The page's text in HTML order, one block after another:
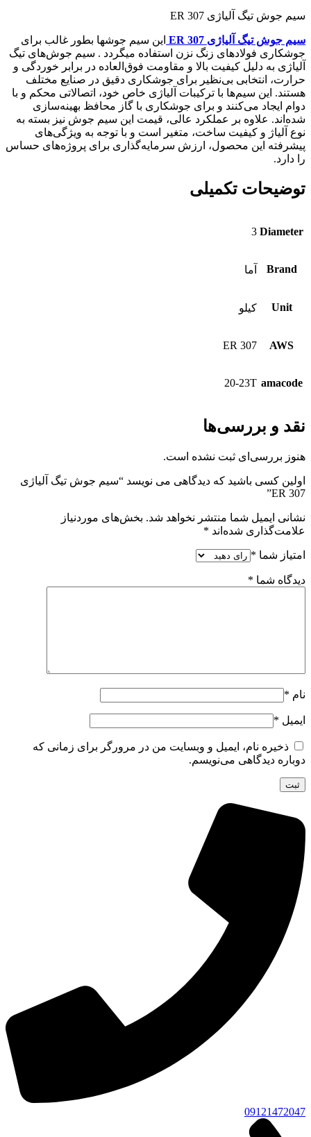
سیم‌ جوش‌ تیگ آلیاژی ER 307
سیم‌ جوش‌ تیگ آلیاژی ER 307
این سیم جوشها بطور غالب برای
جوشکاری فولادهای زنگ نزن استفاده میگردد . سیم جوش‌های تیگ
آلیاژی به دلیل کیفیت بالا و مقاومت فوق‌العاده در برابر خوردگی و
حرارت، انتخابی بی‌نظیر برای جوشکاری دقیق در صنایع مختلف
هستند. این سیم‌ها با ترکیبات آلیاژی خاص خود، اتصالاتی محکم و با
دوام ایجاد می‌کنند و برای جوشکاری با گاز محافظ بهینه‌سازی
شده‌اند. علاوه بر عملکرد عالی، قیمت این سیم جوش نیز بسته به
نوع آلیاژ و کیفیت ساخت، متغیر است و با توجه به ویژگی‌های
پیشرفته این محصول، ارزش سرمایه‌گذاری برای پروژه‌های حساس
را دارد.
توضیحات تکمیلی
Diameter
3
Brand آما
Unit کیلو
AWS
ER 307
amacode
20-23T
نقد و بررسی‌ها
هنوز بررسی‌ای ثبت نشده است.
اولین کسی باشید که دیدگاهی می نویسد “سیم‌ جوش‌ تیگ آلیاژی
ER 307”
نشانی ایمیل شما منتشر نخواهد شد. بخش‌های موردنیاز
علامت‌گذاری شده‌اند *
امتیاز شما *
دیدگاه شما *
نام *
ایمیل *
ذخیره نام، ایمیل و وبسایت من در مرورگر برای زمانی که
دوباره دیدگاهی می‌نویسم.
09121472047